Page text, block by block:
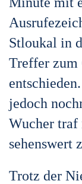
Stloukal in
Treffer zum
jedoch
Wucher traf
sehenswert
Trotz der